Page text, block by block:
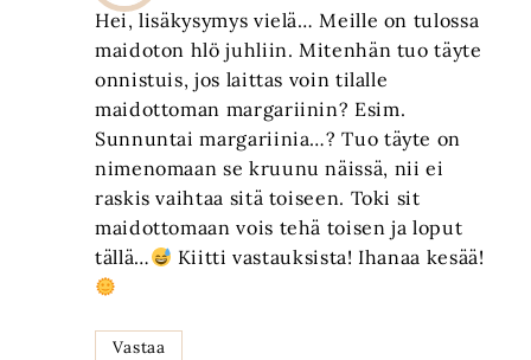
Hei, lisäkysymys vielä… Meille on tulossa
maidoton hlö juhliin. Mitenhän tuo täyte
onnistuis, jos laittas voin tilalle
maidottoman margariinin? Esim.
Sunnuntai margariinia…? Tuo täyte on
nimenomaan se kruunu näissä, nii ei
raskis vaihtaa sitä toiseen. Toki sit
maidottomaan vois tehä toisen ja loput
tällä…
Kiitti vastauksista! Ihanaa kesää!
Vastaa